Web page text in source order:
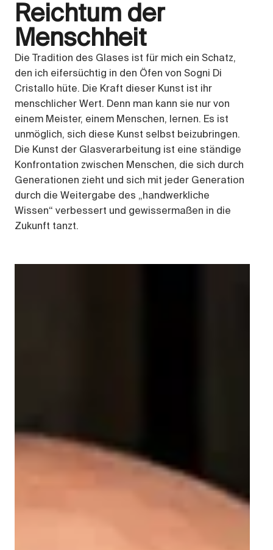
Reichtum der
Menschheit
Die Tradition des Glases ist für mich ein Schatz,
den ich eifersüchtig in den Öfen von Sogni Di
Cristallo hüte. Die Kraft dieser Kunst ist ihr
menschlicher Wert. Denn man kann sie nur von
einem Meister, einem Menschen, lernen. Es ist
unmöglich, sich diese Kunst selbst beizubringen.
Die Kunst der Glasverarbeitung ist eine ständige
Konfrontation zwischen Menschen, die sich durch
Generationen zieht und sich mit jeder Generation
durch die Weitergabe des „handwerkliche
Wissen“ verbessert und gewissermaßen in die
Zukunft tanzt.